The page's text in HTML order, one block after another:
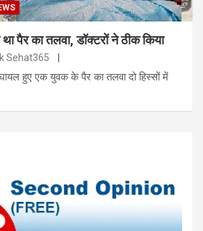
पैर का तलवा, डॉक्टरों ने ठीक किया
Sehat365
हुए एक युवक के पैर का तलवा दो हिस्सों में